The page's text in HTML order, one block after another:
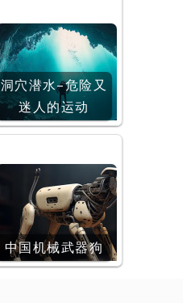
洞穴潜水–危险又
迷人的运动
中国机械武器狗